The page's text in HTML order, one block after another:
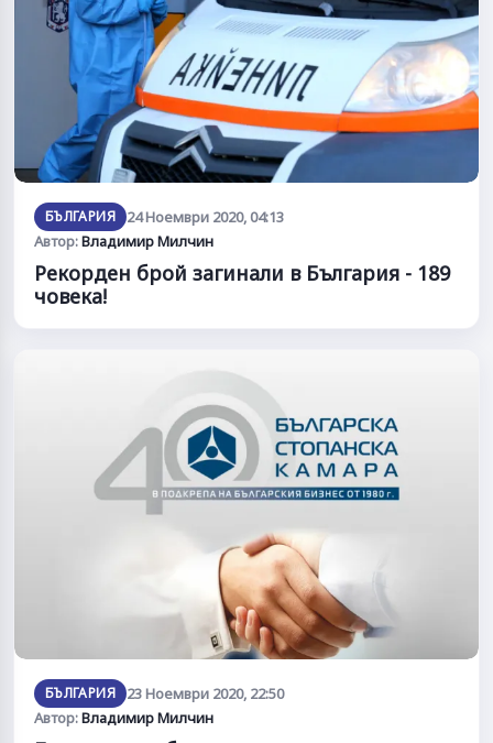
БЪЛГАРИЯ 24 Ноември 2020, 04:13
Автор:Владимир Милчин
Рекорден брой загинали в България - 189
човека!
БЪЛГАРИЯ 23 Ноември 2020, 22:50
Автор:Владимир Милчин